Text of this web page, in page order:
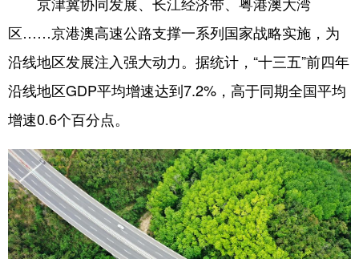
区……京港澳高速公路支撑一系列国家战略实施，为
沿线地区发展注入强大动力。据统计，“十三五”前四年
沿线地区GDP平均增速达到7.2%，高于同期全国平均
增速0.6个百分点。